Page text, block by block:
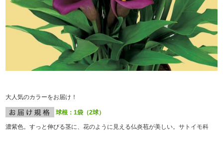
大人気のカラーをお届け！
球根：1袋（2球）
濃紫色。すっと伸びる茎に、花のように見える仏炎苞が美しい。サトイモ科